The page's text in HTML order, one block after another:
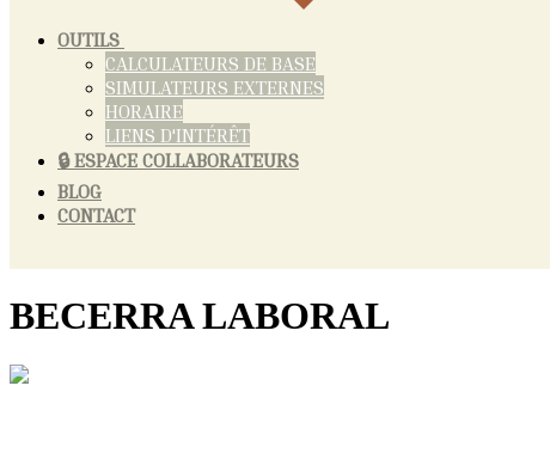
OUTILS
CALCULATEURS DE BASE
SIMULATEURS EXTERNES
HORAIRE
LIENS D'INTÉRÊT
🔒 ESPACE COLLABORATEURS
BLOG
CONTACT
BECERRA LABORAL